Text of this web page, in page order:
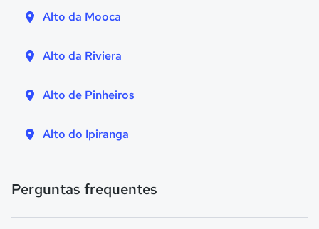
Alto da Mooca
Alto da Riviera
Alto de Pinheiros
Alto do Ipiranga
Perguntas frequentes